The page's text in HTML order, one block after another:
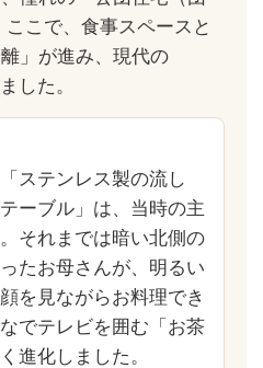
こで、食事スペースと
」が進み、現代の
した。
ステンレス製の流し
ーブル」は、当時の主
それまでは暗い北側の
たお母さんが、明るい
を見ながらお料理でき
でテレビを囲む「お茶
進化しました。